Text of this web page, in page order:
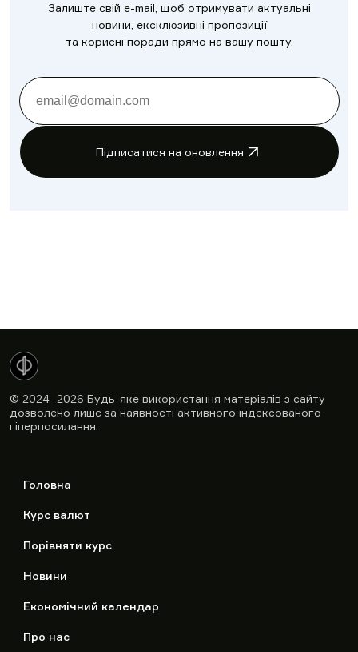
Залиште свій e-mail, щоб отримувати актуальні
новини, ексклюзивні пропозиції
та корисні поради прямо на вашу пошту.
Підписатися на оновлення
© 2024–2026 Будь-яке використання матеріалів з сайту
дозволено лише за наявності активного індексованого
гіперпосилання.
Головна
Курс валют
Порівняти курс
Новини
Економічний календар
Про нас